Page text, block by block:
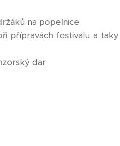
na popelnice
přípravách festivalu a
dar